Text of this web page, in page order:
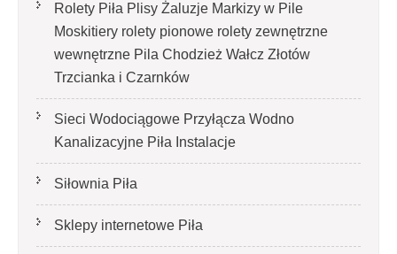
Rolety Piła Plisy Żaluzje Markizy w Pile
Moskitiery rolety pionowe rolety zewnętrzne
wewnętrzne Pila Chodzież Wałcz Złotów
Trzcianka i Czarnków
Sieci Wodociągowe Przyłącza Wodno
Kanalizacyjne Piła Instalacje
Siłownia Piła
Sklepy internetowe Piła